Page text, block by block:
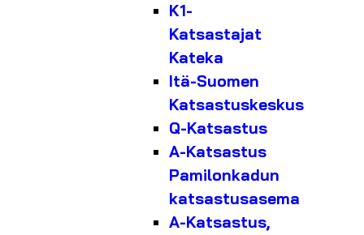
K1-
Katsastajat
Kateka
Itä-Suomen
Katsastuskeskus
Q-Katsastus
A-Katsastus
Pamilonkadun
katsastusasema
A-Katsastus,